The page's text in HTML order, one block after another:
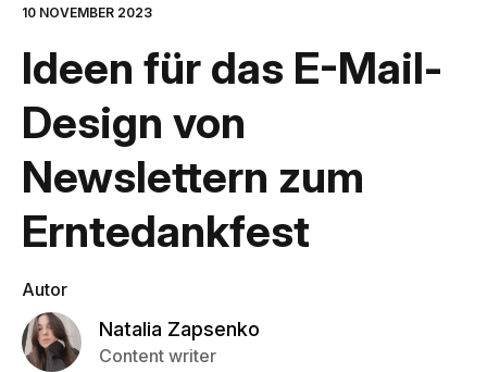
10 NOVEMBER 2023
Ideen für das E-Mail-
Design von
Newslettern zum
Erntedankfest
Autor
Natalia Zapsenko
Content writer